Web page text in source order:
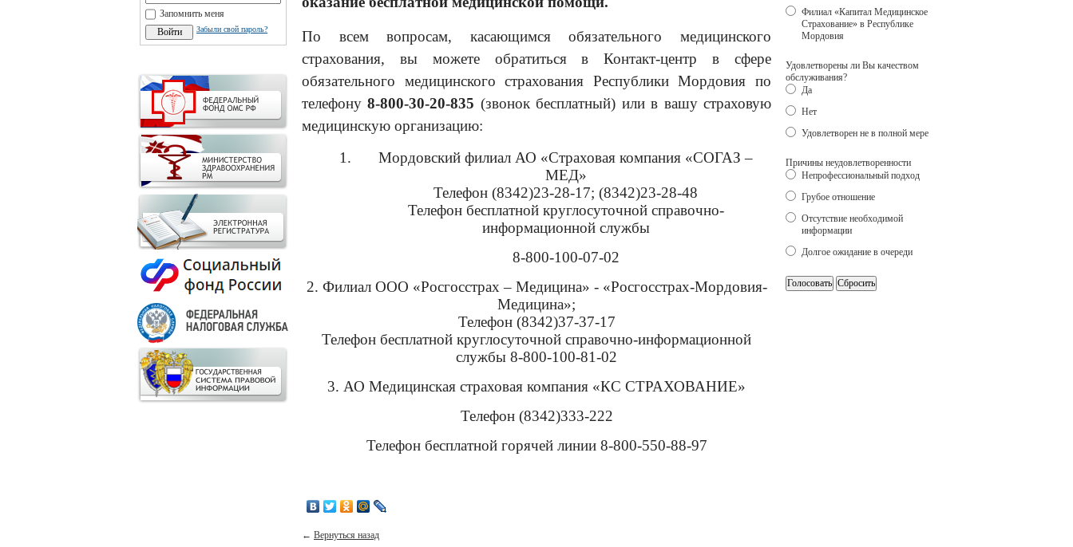
Запомнить меня
Забыли свой пароль?
По всем вопросам, касающимся обязательного медицинского
страхования, вы можете обратиться в Контакт-центр в сфере
обязательного медицинского страхования Республики Мордовия по
телефону8-800-30-20-835 (звонок бесплатный) или в вашу страховую
медицинскую организацию:
1.
Мордовский филиал АО «Страховая компания «СОГАЗ –
МЕД»
Телефон (8342)23-28-17; (8342)23-28-48
Телефон бесплатной круглосуточной справочно-
информационной службы
8-800-100-07-02
2. Филиал ООО «Росгосстрах – Медицина» - «Росгосстрах-Мордовия-
Медицина»;
Телефон (8342)37-37-17
Телефон бесплатной круглосуточной справочно-информационной
службы 8-800-100-81-02
3. АО Медицинская страховая компания «КС СТРАХОВАНИЕ»
Телефон (8342)333-222
Телефон бесплатной горячей линии 8-800-550-88-97
← Вернуться назад
Филиал «Капитал Медицинское
Страхование» в Республике
Мордовия
Удовлетворены ли Вы качеством
обслуживания?
Да
Нет
Удовлетворен не в полной мере
Причины неудовлетворенности
Непрофессиональный подход
Грубое отношение
Отсутствие необходимой
информации
Долгое ожидание в очереди